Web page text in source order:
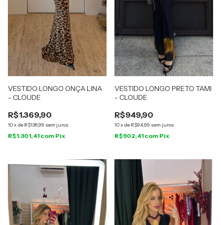
VESTIDO LONGO ONÇA LINA
- CLOUDE
R$1.369,90
10x de R$136,99 sem juros
R$1.301,41 com Pix
VESTIDO LONGO PRETO TAMI
- CLOUDE
R$949,90
10x de R$94,99 sem juros
R$902,41 com Pix